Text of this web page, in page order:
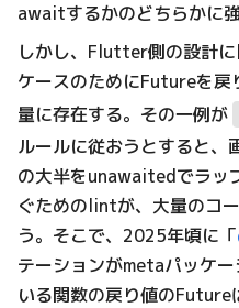
awaitするかのどちらかに強
しかし、Flutter側の設計
ケースのためにFutureを戻
量に存在する。その一例が
ルールに従おうとすると、
の大半をunawaitedでラッ
ぐためのlintが、大量のコ
う。そこで、2025年頃に「
テーションがmetaパッケ
いる関数の戻り値のFuture